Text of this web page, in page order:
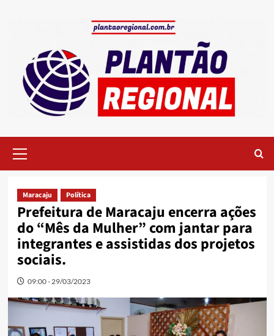
Menu
Maracaju Política
Prefeitura de Maracaju encerra ações
do “Mês da Mulher” com jantar para
integrantes e assistidas dos projetos
sociais.
09:00 - 29/03/2023